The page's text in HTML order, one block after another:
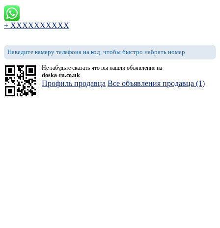
+ XXXXXXXXXX
Наведите камеру телефона на код, чтобы быстро набрать номер
Не забудьте сказать что вы нашли объявление на
doska-ru.co.uk
Профиль продавца Все объявления продавца (1)